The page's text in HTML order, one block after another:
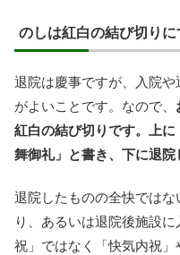
のしは紅白の結び切りに
退院は慶事ですが、入院
がよいことです。なので、
紅白の結び切りです。上
舞御礼」と書き、下に退院
退院したものの全快では
り、あるいは退院後施設
祝」ではなく「快気内祝